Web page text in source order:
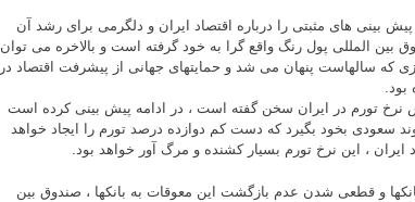
بینی های مثبتی را درباره اقتصاد ایران و دلگرمی برای رشد آن
بین المللی پول رنگ واقع گرا به خود گرفته است و بالاخره می توان
که سالهاست پنهان می شد و حمایتهای جهانی از پیشرفت اقتصاد در
نرخ تورم در ایران سخن گفته است ، در ادامه پیش بینی کرده است
سعودی بخود بگیرد که دست کم دوازده درصد تورم را ایجاد خواهد
، این نرخ تورم بسیار کشنده و مرگ آور خواهد بود.
و قطعی شدن عدم بازگشت این معوقات به بانکها ، صندوق بین